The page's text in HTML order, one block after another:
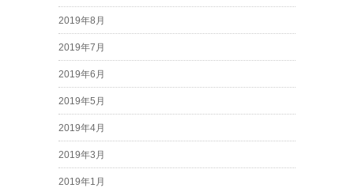
2019年8月
2019年7月
2019年6月
2019年5月
2019年4月
2019年3月
2019年1月